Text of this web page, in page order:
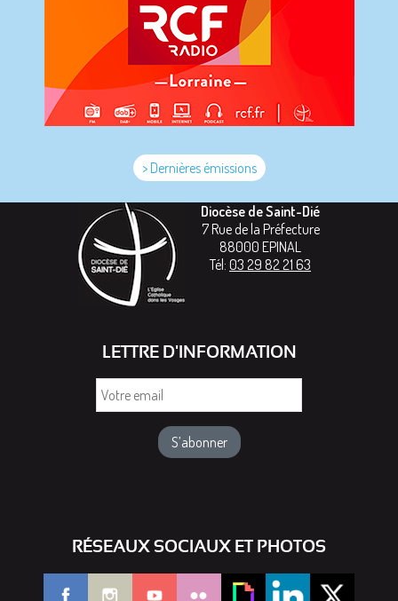
> Dernières émissions
Diocèse de Saint-Dié
7 Rue de la Préfecture
88000 EPINAL
Tél: 03 29 82 21 63
LETTRE D'INFORMATION
RÉSEAUX SOCIAUX ET PHOTOS